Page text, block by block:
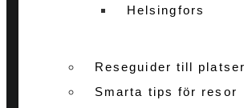
Helsingfors
Reseguider till platser
Smarta tips för resor